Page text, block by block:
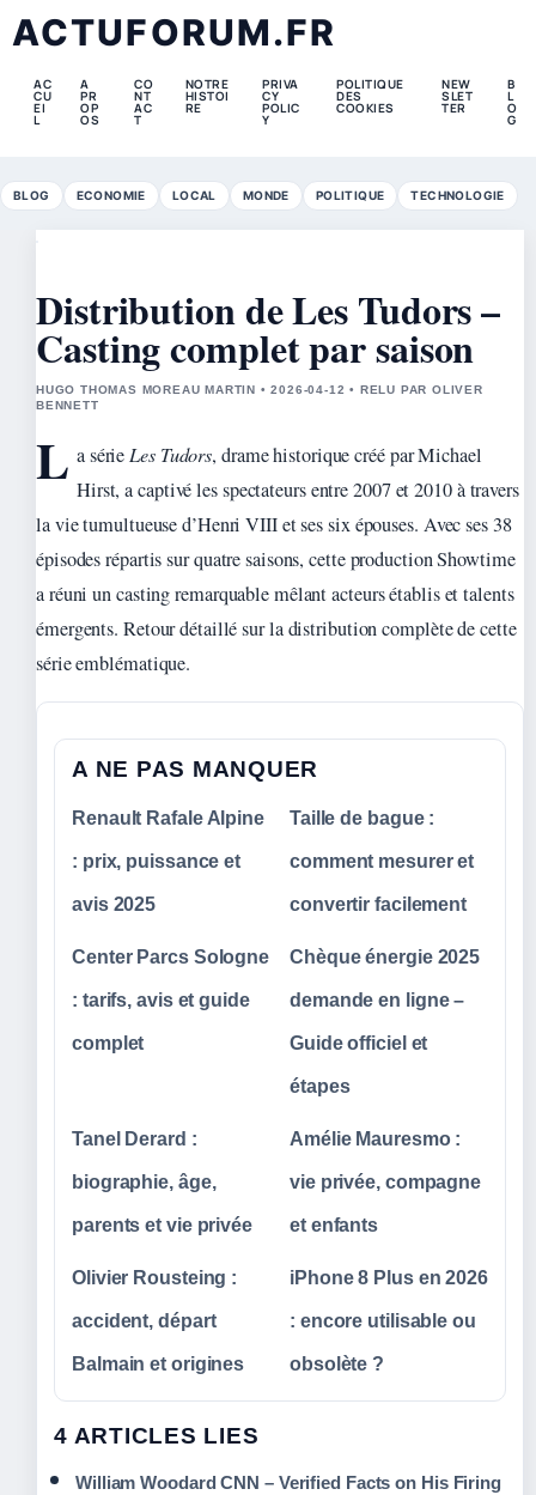
ACTUFORUM.FR
AC
CU
EI
L
A
PR
OP
OS
CO
NT
AC
T
NOTRE
HISTOI
RE
PRIVA
CY
POLIC
Y
POLITIQUE
DES
COOKIES
NEW
SLET
TER
B
L
O
G
BLOG ECONOMIE LOCAL MONDE POLITIQUE TECHNOLOGIE
Distribution de Les Tudors –
Casting complet par saison
HUGO THOMAS MOREAU MARTIN • 2026-04-12 • RELU PAR OLIVER
BENNETT
L a sérieLes Tudors, drame historique créé par Michael
Hirst, a captivé les spectateurs entre 2007 et 2010 à travers
la vie tumultueuse d’Henri VIII et ses six épouses. Avec ses 38
épisodes répartis sur quatre saisons, cette production Showtime
a réuni un casting remarquable mêlant acteurs établis et talents
émergents. Retour détaillé sur la distribution complète de cette
série emblématique.
A NE PAS MANQUER
Renault Rafale Alpine
: prix, puissance et
avis 2025
Taille de bague :
comment mesurer et
convertir facilement
Center Parcs Sologne
: tarifs, avis et guide
complet
Chèque énergie 2025
demande en ligne –
Guide officiel et
étapes
Tanel Derard :
biographie, âge,
parents et vie privée
Amélie Mauresmo :
vie privée, compagne
et enfants
Olivier Rousteing :
accident, départ
Balmain et origines
iPhone 8 Plus en 2026
: encore utilisable ou
obsolète ?
4 ARTICLES LIES
William Woodard CNN – Verified Facts on His Firing